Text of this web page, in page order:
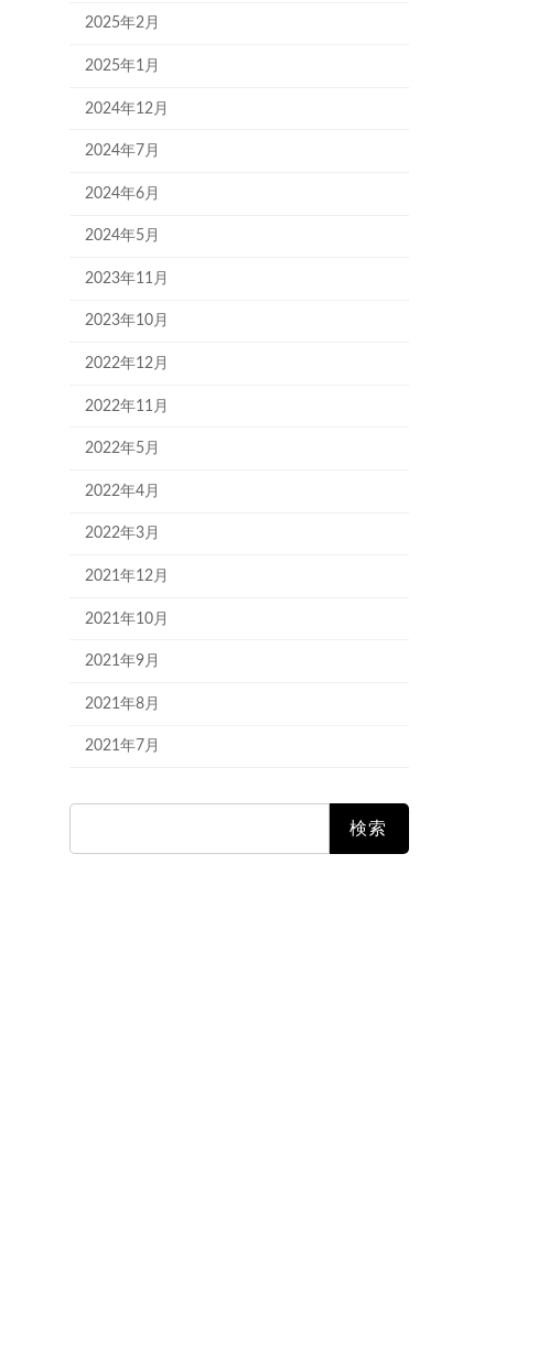
2025年2月
2025年1月
2024年12月
2024年7月
2024年6月
2024年5月
2023年11月
2023年10月
2022年12月
2022年11月
2022年5月
2022年4月
2022年3月
2021年12月
2021年10月
2021年9月
2021年8月
2021年7月